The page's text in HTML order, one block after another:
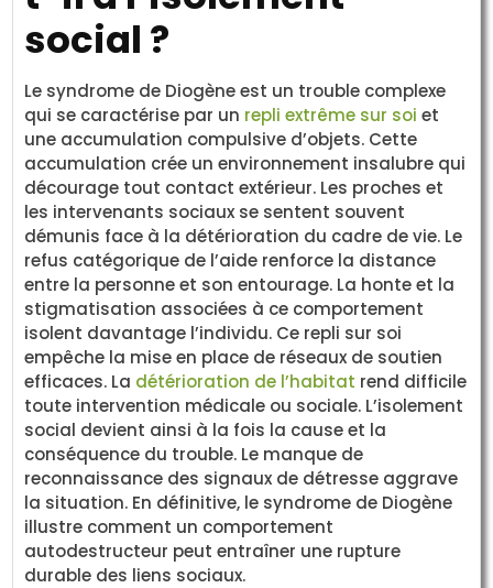
social ?
Le syndrome de Diogène est un trouble complexe
qui se caractérise par un repli extrême sur soi et
une accumulation compulsive d’objets. Cette
accumulation crée un environnement insalubre qui
décourage tout contact extérieur. Les proches et
les intervenants sociaux se sentent souvent
démunis face à la détérioration du cadre de vie. Le
refus catégorique de l’aide renforce la distance
entre la personne et son entourage. La honte et la
stigmatisation associées à ce comportement
isolent davantage l’individu. Ce repli sur soi
empêche la mise en place de réseaux de soutien
efficaces. La détérioration de l’habitat rend difficile
toute intervention médicale ou sociale. L’isolement
social devient ainsi à la fois la cause et la
conséquence du trouble. Le manque de
reconnaissance des signaux de détresse aggrave
la situation. En définitive, le syndrome de Diogène
illustre comment un comportement
autodestructeur peut entraîner une rupture
durable des liens sociaux.